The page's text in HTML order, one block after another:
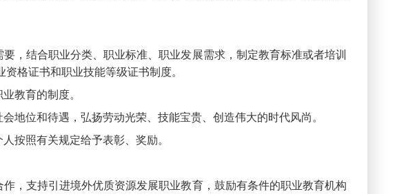
，结合职业分类、职业标准、职业发展需求，制定教育标准或者培训
格证书和职业技能等级证书制度。
教育的制度。
地位和待遇，弘扬劳动光荣、技能宝贵、创造伟大的时代风尚。
按照有关规定给予表彰、奖励。
，支持引进境外优质资源发展职业教育，鼓励有条件的职业教育机构